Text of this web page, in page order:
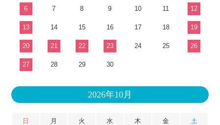
6 7 8 9 10 11 12
13 14 15 16 17 18 19
20 21 22 23 24 25 26
27 28 29 30
2026年10月
日 月 火 水 木 金 土